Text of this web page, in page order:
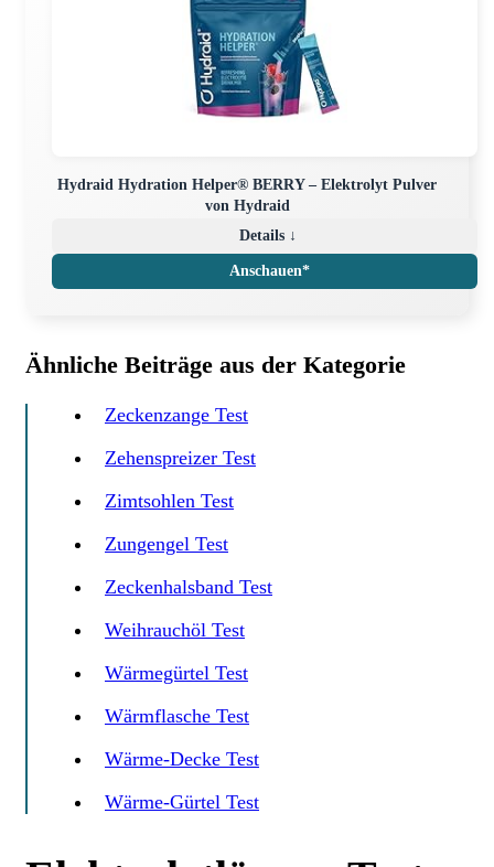
Hydraid Hydration Helper® BERRY – Elektrolyt Pulver
von Hydraid
Details ↓
Anschauen*
Ähnliche Beiträge aus der Kategorie
Zeckenzange Test
Zehenspreizer Test
Zimtsohlen Test
Zungengel Test
Zeckenhalsband Test
Weihrauchöl Test
Wärmegürtel Test
Wärmflasche Test
Wärme-Decke Test
Wärme-Gürtel Test